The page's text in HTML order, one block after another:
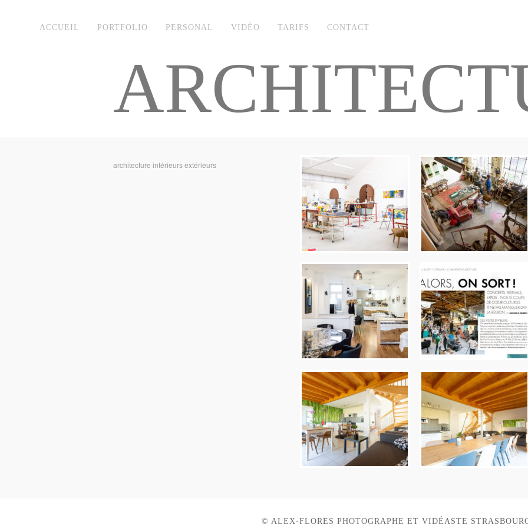
ACCUEIL PORTFOLIO PERSONAL VIDÉO TARIFS CONTACT
architecture intérieurs extérieurs
© ALEX-FLORES PHOTOGRAPHE ET VIDÉASTE